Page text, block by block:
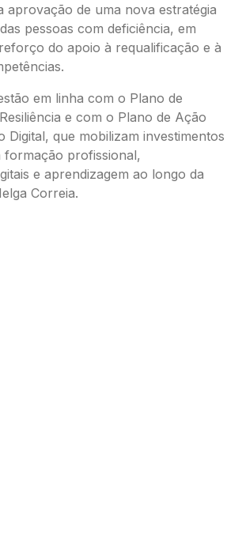
aprovação de uma nova estratégia
pessoas com deficiência, em
do apoio à requalificação e à
em linha com o Plano de
e com o Plano de Ação
Digital, que mobilizam investimentos
formação profissional,
e aprendizagem ao longo da
Correia.